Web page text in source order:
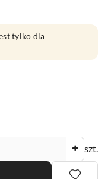
tylko dla
szt.